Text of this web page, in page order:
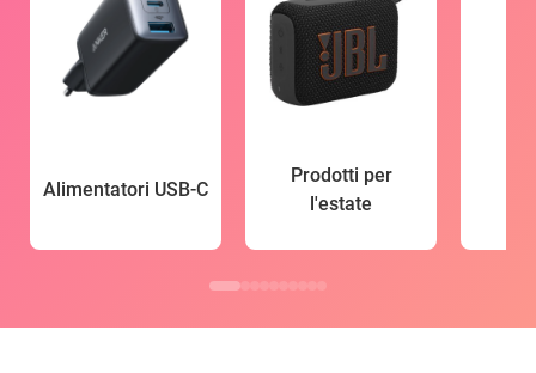
Alimentatori USB-C
Prodotti per
l'estate